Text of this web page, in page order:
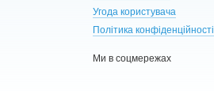
Угода користувача
Політика конфіденційності
Ми в соцмережах